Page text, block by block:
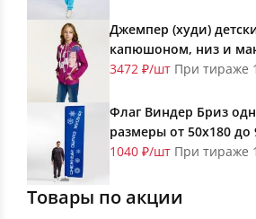
Джемпер (худи)
капюшоном, низ и
3472 ₽/шт При тираже
Флаг Виндер Бриз
размеры от 50х180 до
1040 ₽/шт При тираже
Товары по акции